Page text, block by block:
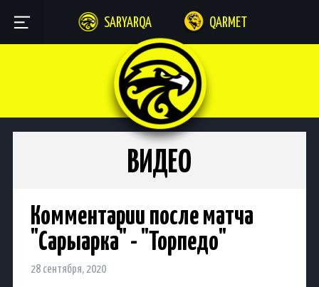
SARYARQA QARMET
ВИДЕО
Комментарии после матча
"Сарыарка" - "Торпедо"
28 сентября, 2020